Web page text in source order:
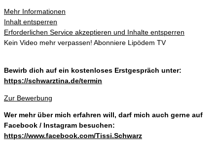
Mehr Informationen
Inhalt entsperren
Erforderlichen Service akzeptieren und Inhalte entsperren
Kein Video mehr verpassen! Abonniere Lipödem TV
Bewirb dich auf ein kostenloses Erstgespräch unter:
https://schwarztina.de/termin
Zur Bewerbung
Wer mehr über mich erfahren will, darf mich auch gerne auf
Facebook / Instagram besuchen:
https://www.facebook.com/Tissi.Schwarz